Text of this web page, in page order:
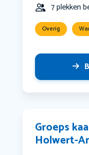
7 plekken
Overig
Groeps
Holwert-